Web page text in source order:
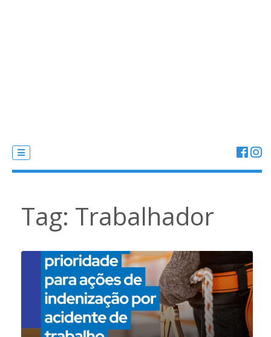
Tag: Trabalhador